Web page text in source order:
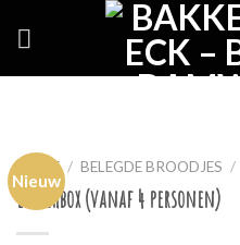
Nieuw
HOME / BELEGDE BROODJES /
Lunchbox (vanaf 4 personen)